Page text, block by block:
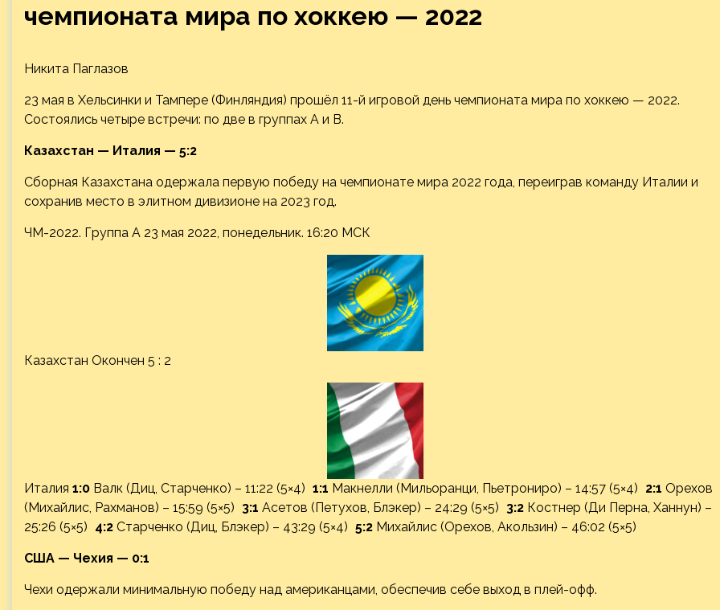
чемпионата мира по хоккею — 2022
Никита Паглазов
23 мая в Хельсинки и Тампере (Финляндия) прошёл 11-й игровой день чемпионата мира по хоккею — 2022.
Состоялись четыре встречи: по две в группах A и B.
Казахстан — Италия — 5:2
Сборная Казахстана одержала первую победу на чемпионате мира 2022 года, переиграв команду Италии и
сохранив место в элитном дивизионе на 2023 год.
ЧМ-2022. Группа A 23 мая 2022, понедельник. 16:20 МСК
Казахстан Окончен 5 : 2
Италия 1:0 Валк (Диц, Старченко) – 11:22 (5×4) 1:1 Макнелли (Мильоранци, Пьетрониро) – 14:57 (5×4) 2:1 Орехов
(Михайлис, Рахманов) – 15:59 (5×5) 3:1 Асетов (Петухов, Блэкер) – 24:29 (5×5) 3:2 Костнер (Ди Перна, Ханнун) –
25:26 (5×5) 4:2 Старченко (Диц, Блэкер) – 43:29 (5×4) 5:2 Михайлис (Орехов, Акользин) – 46:02 (5×5)
США — Чехия — 0:1
Чехи одержали минимальную победу над американцами, обеспечив себе выход в плей-офф.